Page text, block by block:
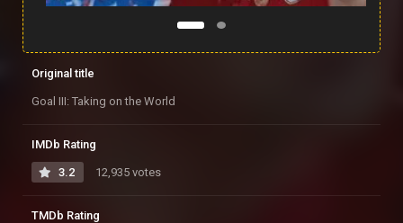
Original title
Goal III: Taking on the World
IMDb Rating
3.2 12,935 votes
TMDb Rating